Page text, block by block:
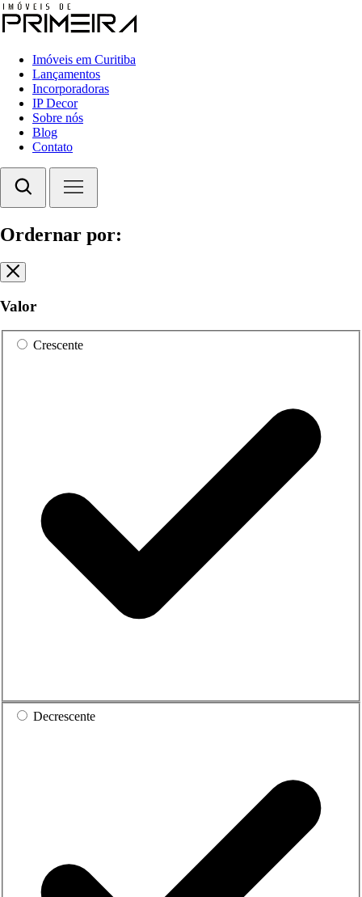
Imóveis em Curitiba
Lançamentos
Incorporadoras
IP Decor
Sobre nós
Blog
Contato
Ordernar por:
Valor
Crescente
Decrescente